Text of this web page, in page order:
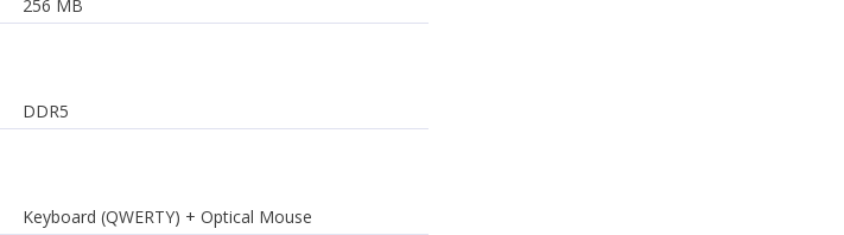
256 MB
DDR5
Keyboard (QWERTY) + Optical Mouse